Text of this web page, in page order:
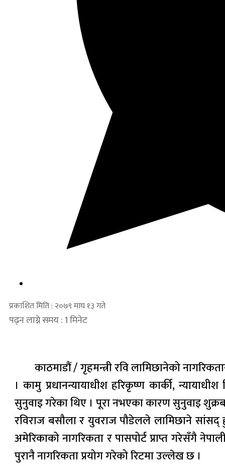
प्रकाशित मिति : २०७९ माघ १३ गते
पढ्न लाग्ने समय : 1 मिनेट
काठमाडौं / गृहमन्त्री रवि लामिछानेको
। कामु प्रधानन्यायाधीश हरिकृष्ण कार्की,
सुनुवाइ गरेका थिए । पूरा नभएका कारण सुनुवाइ
रविराज बसौला र युवराज पौडेलले लामिछाने सांसद्
अमेरिकाको नागरिकता र पासपोर्ट प्राप्त गरेसँगै
पुरानै नागरिकता प्रयोग गरेको रिटमा उल्लेख छ ।